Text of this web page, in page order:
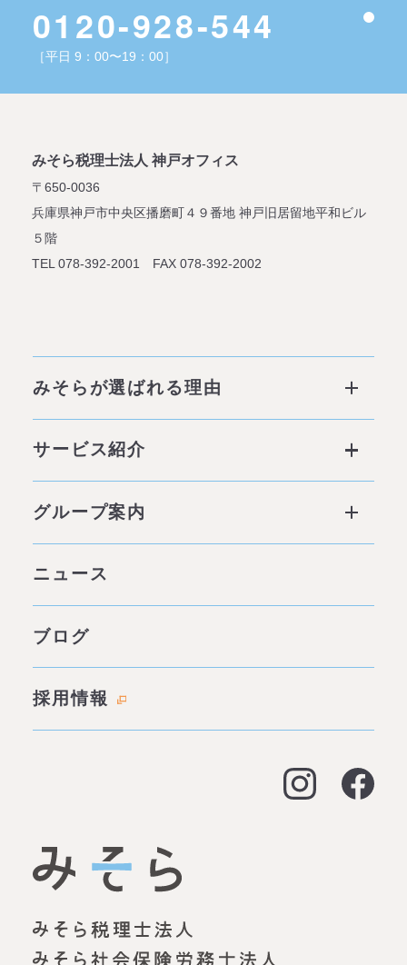
0120-928-544
［平日 9：00〜19：00］
みそら税理士法人 神戸オフィス
〒650-0036
兵庫県神戸市中央区播磨町４９番地 神戸旧居留地平和ビル
５階
TEL 078-392-2001 FAX 078-392-2002
みそらが選ばれる理由
私たちの6つの強み
他社との違い
サービス紹介
みそらの独自性
料金表
資金調達（事業融資）
資金調達（創業融資）
グループ案内
代表あいさつ
名古屋オフィス
明石オフィス
ニュース
ブログ
採用情報